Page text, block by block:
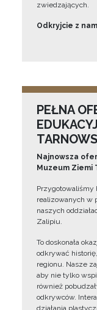
zwiedzających.
Odkryjcie z
PEŁNA
Najnowsza
Muzeum Ziemi
Przygotowaliśmy
realizowanych w
naszych
Zalipiu.
To doskonała
odkrywać
regionu. Nasze
aby nie tylko
również
odkrywców.
działania